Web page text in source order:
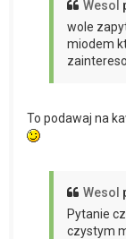
Wesol
wole
miodem
To podawaj na
Wesol
Pytanie
czystym